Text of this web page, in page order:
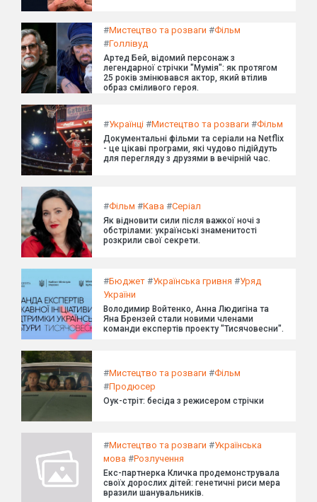
#Мистецтво та розваги #Фільм
#Голлівуд
Артед Бей, відомий персонаж з
легендарної стрічки "Мумія": як протягом
25 років змінювався актор, який втілив
образ сміливого героя.
#Українці #Мистецтво та розваги #Фільм
Документальні фільми та серіали на Netflix
- це цікаві програми, які чудово підійдуть
для перегляду з друзями в вечірній час.
#Фільм #Кава #Серіал
Як відновити сили після важкої ночі з
обстрілами: українські знаменитості
розкрили свої секрети.
#Бюджет #Українська гривня #Уряд
України
Володимир Войтенко, Анна Людигіна та
Яна Брензей стали новими членами
команди експертів проекту "Тисячовесни".
#Мистецтво та розваги #Фільм
#Продюсер
Оук-стріт: бесіда з режисером стрічки
#Мистецтво та розваги #Українська
мова #Розлучення
Екс-партнерка Кличка продемонструвала
своїх дорослих дітей: генетичні риси мера
вразили шанувальників.